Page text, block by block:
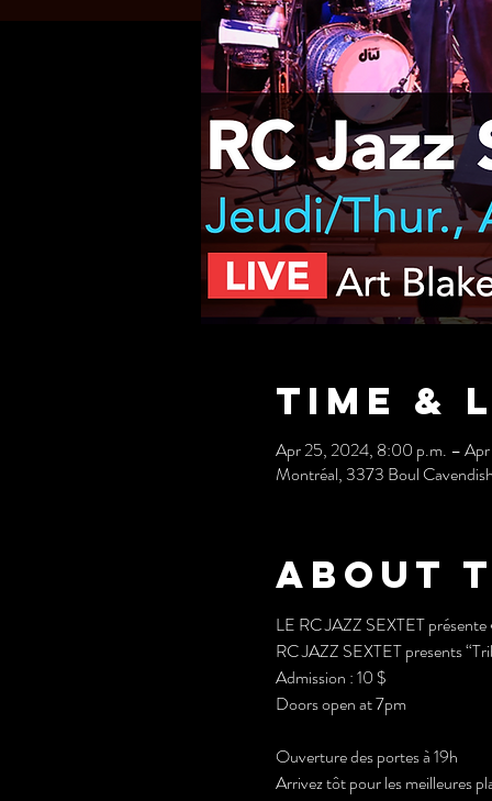
Time &
Apr 25, 2024, 8:00 p.m. –
Montréal, 3373 Boul
About
LE RC JAZZ SEXTET présente
RC JAZZ SEXTET presents
Admission : 10 $
Ouverture des portes à 19h
Arrivez tôt pour les meilleures